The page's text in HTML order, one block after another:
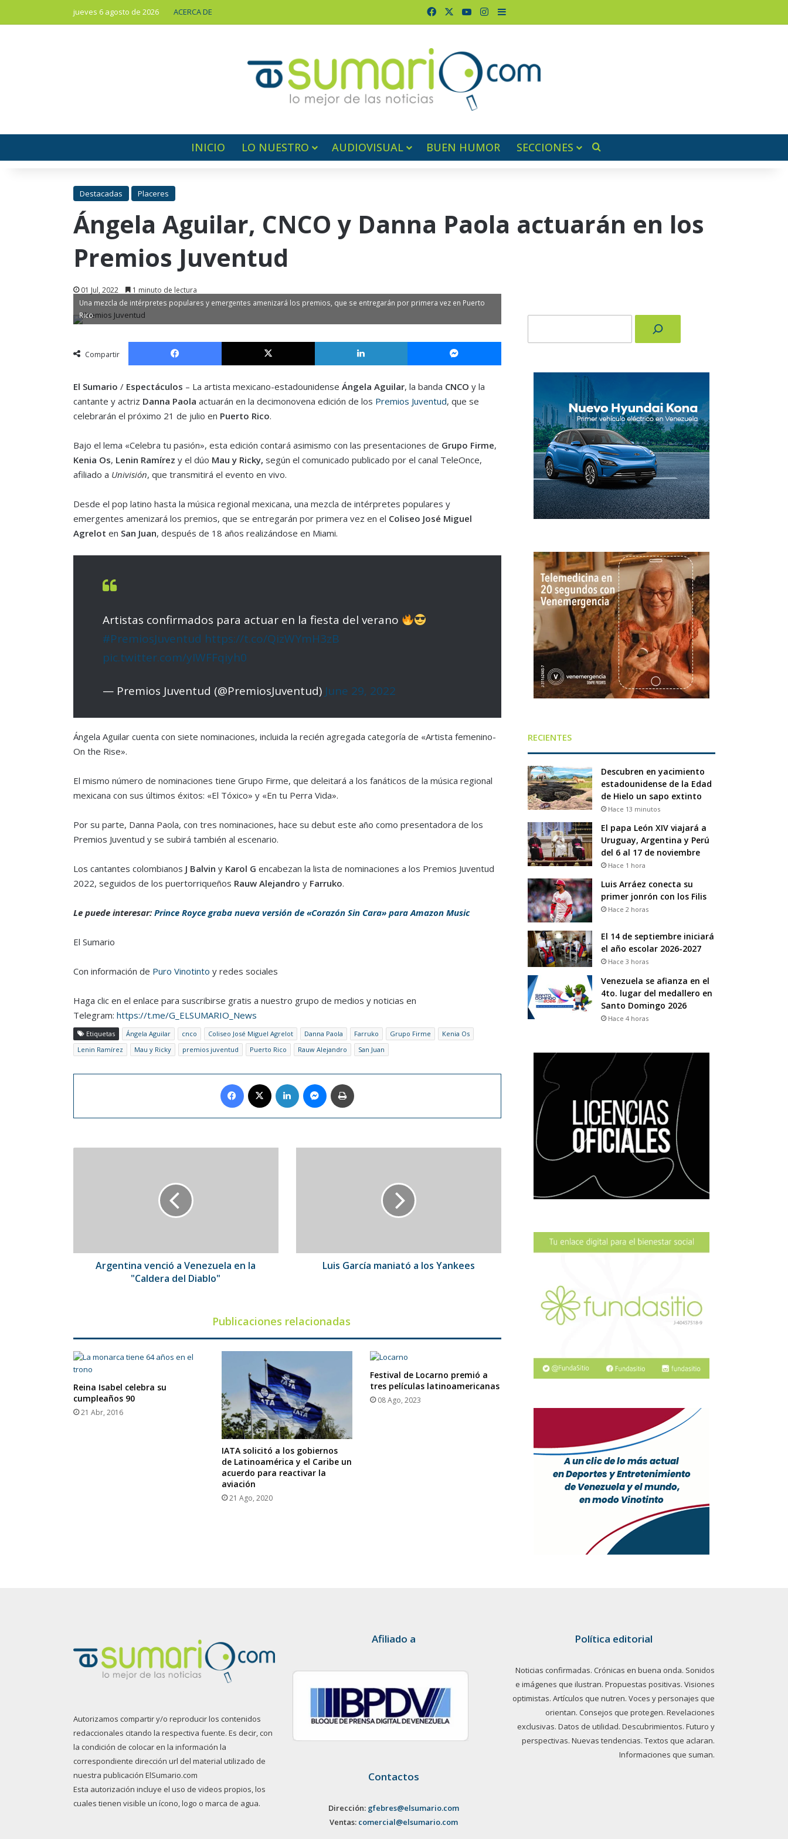
jueves 6 agosto de 2026 ACERCA DE FacebookYouTubeInstagram
Barra lateral
INICIO LO NUESTRO AUDIOVISUAL BUEN HUMOR SECCIONES
Destacadas Placeres
Ángela Aguilar, CNCO y Danna Paola actuarán en los
Premios Juventud
01 Jul, 2022 1 minuto de lectura
Una mezcla de intérpretes populares y emergentes amenizará los premios, que se entregarán por primera vez en Puerto
Rico
Compartir
Facebook X LinkedIn Messenger
El Sumario /Espectáculos – La artista mexicano-estadounidense Ángela Aguilar, la banda CNCO y la
cantante y actriz Danna Paola actuarán en la decimonovena edición de los Premios Juventud, que se
celebrarán el próximo 21 de julio en Puerto Rico.
Bajo el lema «Celebra tu pasión», esta edición contará asimismo con las presentaciones de Grupo Firme,
Kenia Os, Lenin Ramírez y el dúo Mau y Ricky, según el comunicado publicado por el canal TeleOnce,
afiliado a Univisión, que transmitirá el evento en vivo.
Desde el pop latino hasta la música regional mexicana, una mezcla de intérpretes populares y
emergentes amenizará los premios, que se entregarán por primera vez en el Coliseo José Miguel
Agrelot en San Juan, después de 18 años realizándose en Miami.
Artistas confirmados para actuar en la fiesta del verano
#PremiosJuventud https://t.co/QizWYmH3zB
pic.twitter.com/yIWFFqiyh0
— Premios Juventud (@PremiosJuventud) June 29, 2022
Ángela Aguilar cuenta con siete nominaciones, incluida la recién agregada categoría de «Artista femenino-
On the Rise».
El mismo número de nominaciones tiene Grupo Firme, que deleitará a los fanáticos de la música regional
mexicana con sus últimos éxitos: «El Tóxico» y «En tu Perra Vida».
Por su parte, Danna Paola, con tres nominaciones, hace su debut este año como presentadora de los
Premios Juventud y se subirá también al escenario.
Los cantantes colombianos J Balvin yKarol G encabezan la lista de nominaciones a los Premios Juventud
2022, seguidos de los puertorriqueños Rauw Alejandro y Farruko.
Le puede interesar: Prince Royce graba nueva versión de «Corazón Sin Cara» para Amazon Music
El Sumario
Con información de Puro Vinotinto y redes sociales
Haga clic en el enlace para suscribirse gratis a nuestro grupo de medios y noticias en
Telegram: https://t.me/G_ELSUMARIO_News
Etiquetas Ángela Aguilar cnco Coliseo José Miguel Agrelot Danna Paola Farruko Grupo Firme
Kenia Os
Lenin Ramírez
Mau y Ricky premios juventud Puerto Rico Rauw Alejandro San Juan
Facebook LinkedIn Messenger
Diablo"
Argentina venció a Venezuela en la
"Caldera del Diablo"
Luis García maniató a los Yankees
Publicaciones relacionadas
Reina Isabel celebra su
cumpleaños 90
21 Abr, 2016
IATA solicitó a los gobiernos
de Latinoamérica y el Caribe un
acuerdo para reactivar la
aviación
21 Ago, 2020
Festival de Locarno premió a
tres películas latinoamericanas
08 Ago, 2023
RECIENTES
Descubren en yacimiento
estadounidense de la Edad
de Hielo un sapo extinto
Hace 13 minutos
El papa León XIV viajará a
Uruguay, Argentina y Perú
del 6 al 17 de noviembre
Hace 1 hora
Luis Arráez conecta su
primer jonrón con los Filis
Hace 2 horas
El 14 de septiembre iniciará
el año escolar 2026-2027
Hace 3 horas
Venezuela se afianza en el
4to. lugar del medallero en
Santo Domingo 2026
Hace 4 horas
Autorizamos compartir y/o reproducir los contenidos
redaccionales citando la respectiva fuente. Es decir, con
la condición de colocar en la información la
correspondiente dirección url del material utilizado de
nuestra publicación ElSumario.com
Esta autorización incluye el uso de videos propios, los
cuales tienen visible un ícono, logo o marca de agua.
Afiliado a
Contactos
Dirección: gfebres@elsumario.com
Ventas: comercial@elsumario.com
Política editorial
Noticias confirmadas. Crónicas en buena onda. Sonidos
e imágenes que ilustran. Propuestas positivas. Visiones
optimistas. Artículos que nutren. Voces y personajes que
orientan. Consejos que protegen. Revelaciones
exclusivas. Datos de utilidad. Descubrimientos. Futuro y
perspectivas. Nuevas tendencias. Textos que aclaran.
Informaciones que suman.